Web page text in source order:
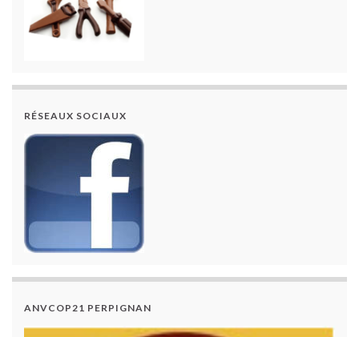
RÉSEAUX SOCIAUX
ANVCOP21 PERPIGNAN